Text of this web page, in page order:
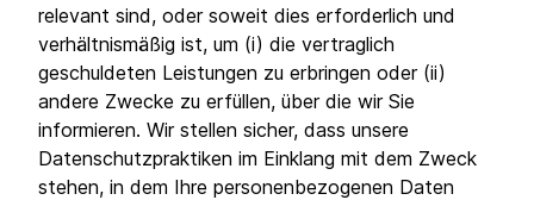
relevant sind, oder soweit dies erforderlich und
verhältnismäßig ist, um (i) die vertraglich
geschuldeten Leistungen zu erbringen oder (ii)
andere Zwecke zu erfüllen, über die wir Sie
informieren. Wir stellen sicher, dass unsere
Datenschutzpraktiken im Einklang mit dem Zweck
stehen, in dem Ihre personenbezogenen Daten